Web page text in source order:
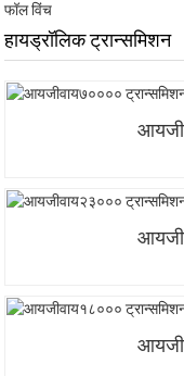
फॉल विंच
हायड्रॉलिक ट्रान्समिशन